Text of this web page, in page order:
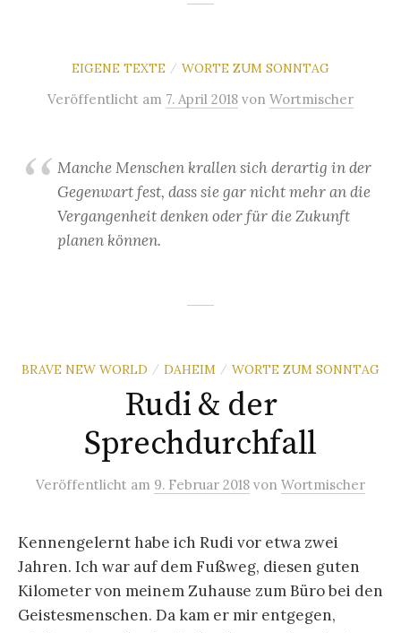
EIGENE TEXTE / WORTE ZUM SONNTAG
Veröffentlicht am 7. April 2018 von Wortmischer
Manche Menschen krallen sich derartig in der
Gegenwart fest, dass sie gar nicht mehr an die
Vergangenheit denken oder für die Zukunft
planen können.
BRAVE NEW WORLD / DAHEIM / WORTE ZUM SONNTAG
Rudi & der
Sprechdurchfall
Veröffentlicht am 9. Februar 2018 von Wortmischer
Kennengelernt habe ich Rudi vor etwa zwei
Jahren. Ich war auf dem Fußweg, diesen guten
Kilometer von meinem Zuhause zum Büro bei den
Geistesmenschen. Da kam er mir entgegen,